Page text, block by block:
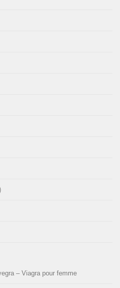
– Viagra pour femme